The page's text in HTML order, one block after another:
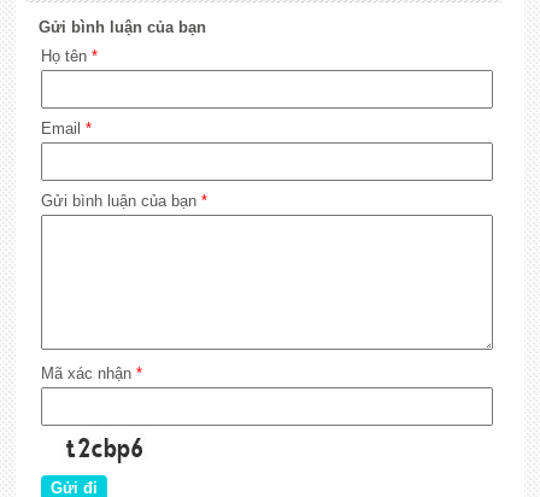
Gửi bình luận của bạn
Họ tên *
Email *
Gửi bình luận của bạn *
Mã xác nhận *